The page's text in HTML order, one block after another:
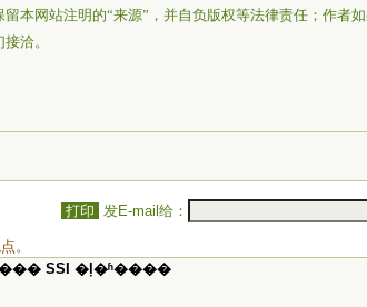
本网站注明的“来源”，并自负版权等法律责任；作者
洽。
打印 发E-mail给：
。
SSI �ļ�ʱ����